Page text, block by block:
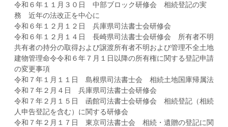
令和６年１１月３０日 中部ブロック研修会 相続登記の実
務 近年の法改正を中心に
令和６年１２月１２日 兵庫県司法書士会研修会
令和６年１２月１４日 長崎県司法書士会研修会 所有者不明
共有者の持分の取得および譲渡所有者不明および管理不全土地
建物管理命令令和６年７月１日以降の所有権に関する登記申請
の変更事項
令和７年１月１１日 島根県司法書士会 相続土地国庫帰属法
令和７年２月４日 兵庫県司法書士会研修会
令和７年２月１５日 函館司法書士会研修会 相続登記（相続
人申告登記を含む）に関する研修会
令和７年２月１７日 東京司法書士会 相続・遺贈の登記に関